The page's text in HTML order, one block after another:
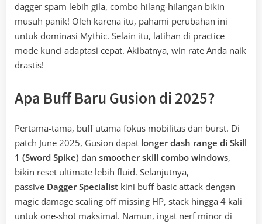
dagger spam lebih gila, combo hilang-hilangan bikin
musuh panik! Oleh karena itu, pahami perubahan ini
untuk dominasi Mythic. Selain itu, latihan di practice
mode kunci adaptasi cepat. Akibatnya, win rate Anda naik
drastis!
Apa Buff Baru Gusion di 2025?
Pertama-tama, buff utama fokus mobilitas dan burst. Di
patch June 2025, Gusion dapat longer dash range di Skill
1 (Sword Spike) dan smoother skill combo windows,
bikin reset ultimate lebih fluid. Selanjutnya,
passive Dagger Specialist kini buff basic attack dengan
magic damage scaling off missing HP, stack hingga 4 kali
untuk one-shot maksimal. Namun, ingat nerf minor di